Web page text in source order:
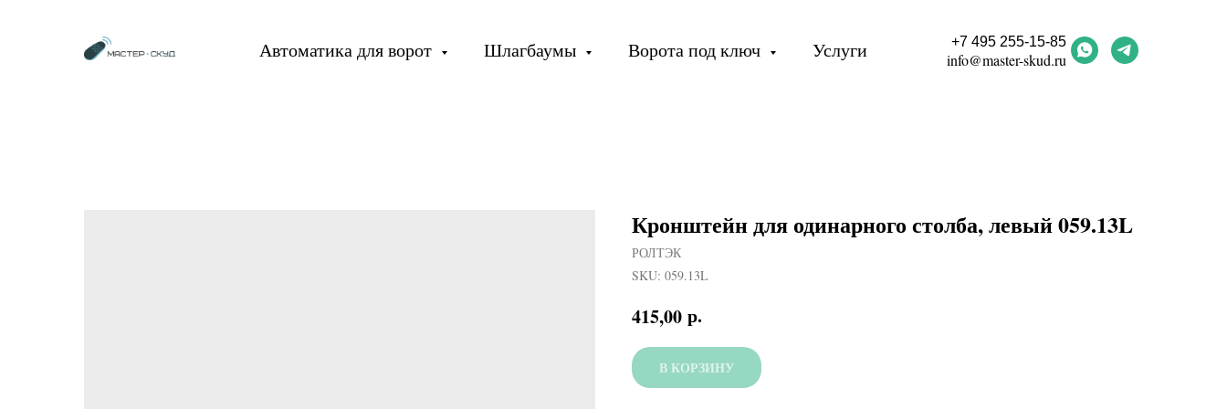
Автоматика для ворот Шлагбаумы Ворота под ключ Услуги +7 495 255-15-85
info@master-skud.ru
Кронштейн для одинарного столба, левый 059.13L
РОЛТЭК
SKU: 059.13L
415,00 р.
В КОРЗИНУ